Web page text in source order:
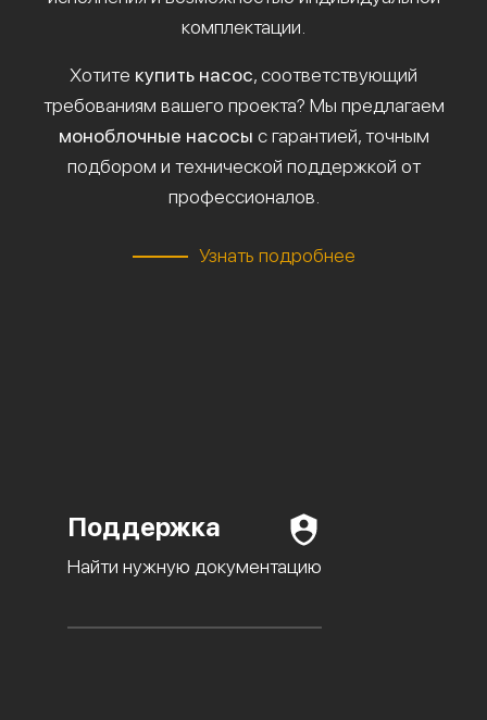
комплектации.
Хотите купить насос, соответствующий
требованиям вашего проекта? Мы предлагаем
моноблочные насосы с гарантией, точным
подбором и технической поддержкой от
профессионалов.
Узнать подробнее
Поддержка
Найти нужную документацию